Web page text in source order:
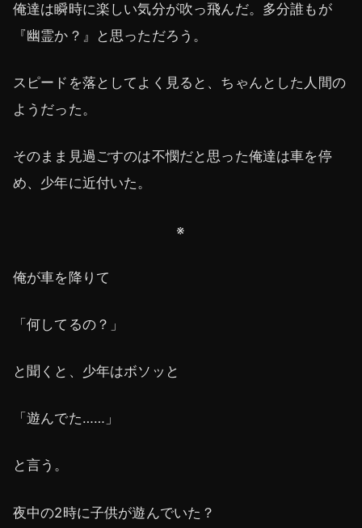
俺達は瞬時に楽しい気分が吹っ飛んだ。多分誰もが
『幽霊か？』と思っただろう。
スピードを落としてよく見ると、ちゃんとした人間の
ようだった。
そのまま見過ごすのは不憫だと思った俺達は車を停
め、少年に近付いた。
※
俺が車を降りて
「何してるの？」
と聞くと、少年はボソッと
「遊んでた……」
と言う。
夜中の2時に子供が遊んでいた？